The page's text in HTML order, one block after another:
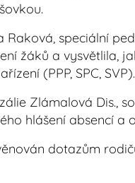
Raková, speciální
žáků a vysvětlila,
(PPP, SPC, SVP).
Zlámalová Dis.,
hlášení absencí a
dotazům